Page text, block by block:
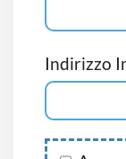
Indirizzo